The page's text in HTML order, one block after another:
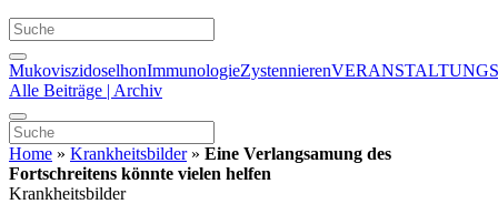
MukoviszidoselhonImmunologieZystennieren
Alle Beiträge | Archiv
Home » Krankheitsbilder» Eine Verlangsamung des
Fortschreitens könnte vielen helfen
Krankheitsbilder